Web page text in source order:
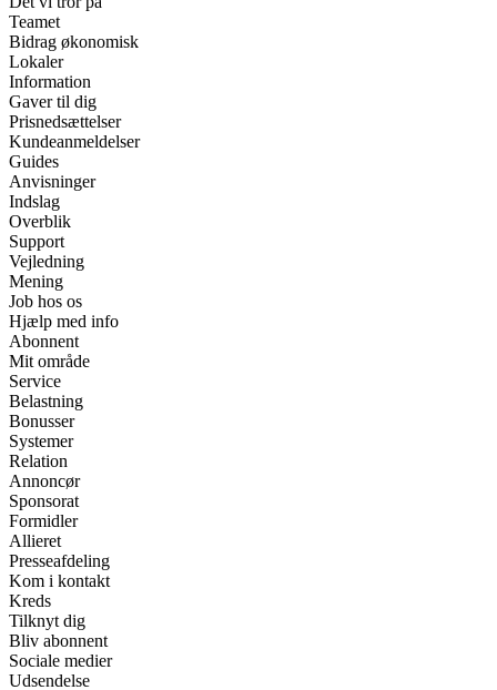
Teamet
Bidrag økonomisk
Lokaler
Information
Gaver til dig
Prisnedsættelser
Kundeanmeldelser
Guides
Anvisninger
Indslag
Overblik
Support
Vejledning
Mening
Job hos os
Hjælp med info
Abonnent
Mit område
Service
Belastning
Bonusser
Systemer
Relation
Annoncør
Sponsorat
Formidler
Allieret
Presseafdeling
Kom i kontakt
Kreds
Tilknyt dig
Bliv abonnent
Sociale medier
Udsendelse